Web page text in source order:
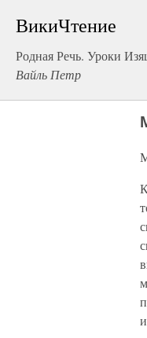
ВикиЧтение
Родная Речь. Уроки
Вайль Петр